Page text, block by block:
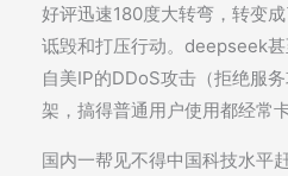
好评迅速180度大转弯，转变
诋毁和打压行动。deepseek
自美IP的DDoS攻击（拒绝服
架，搞得普通用户使用都经常
国内一帮见不得中国科技水平